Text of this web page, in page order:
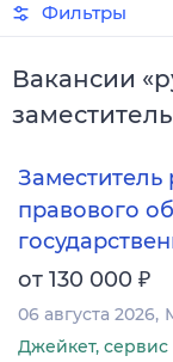
Фильтры
Вакансии «
Заместитель
правового
от 130 000 ₽
06 августа 2026
Джейкет,